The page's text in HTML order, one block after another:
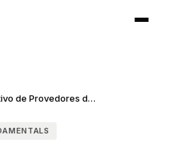
Comparativo de Provedores de Data Room 2026: Do Armazenamento Seguro à Inteligência de Transações Impulsionada por IA